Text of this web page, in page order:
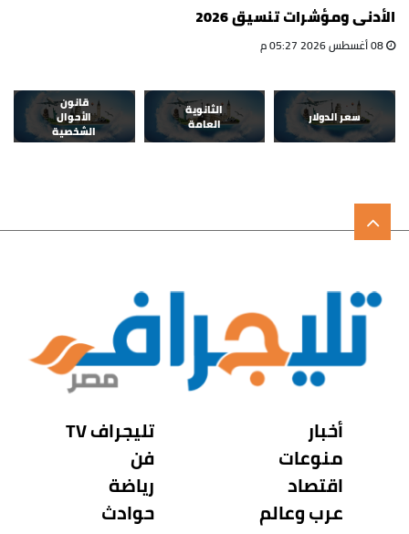
الأدنى ومؤشرات تنسيق 2026
سعر الدولار
الثانوية
العامة
قانون
الأحوال
الشخصية
أخبار
منوعات
اقتصاد
عرب وعالم
تليجراف TV
فن
رياضة
حوادث